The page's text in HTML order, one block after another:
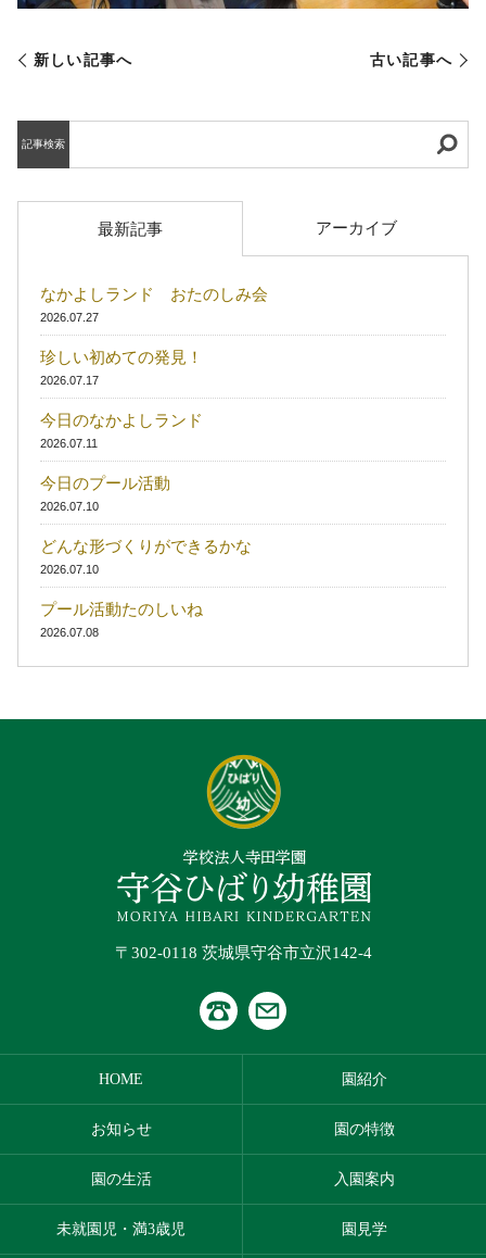
新しい記事へ 古い記事へ
記事検索
最新記事 アーカイブ
なかよしランド おたのしみ会
2026.07.27
珍しい初めての発見！
2026.07.17
今日のなかよしランド
2026.07.11
今日のプール活動
2026.07.10
どんな形づくりができるかな
2026.07.10
プール活動たのしいね
2026.07.08
〒302-0118 茨城県守谷市立沢142-4
HOME 園紹介
お知らせ 園の特徴
園の生活 入園案内
未就園児・満3歳児 園見学